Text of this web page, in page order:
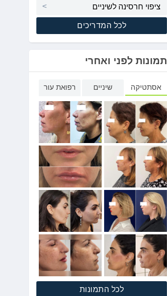
ציפוי חרסינה לשיניים
לכל המדריכים
תמונות לפני ואחרי
אסתטיקה שיניים רפואת עור
לכל התמונות